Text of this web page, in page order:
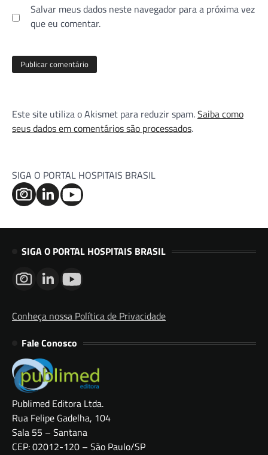
Salvar meus dados neste navegador para a próxima vez
que eu comentar.
Este site utiliza o Akismet para reduzir spam.Saiba como
seus dados em comentários são processados.
SIGA O PORTAL HOSPITAIS BRASIL
SIGA O PORTAL HOSPITAIS BRASIL
Conheça nossa Política de Privacidade
Fale Conosco
Publimed Editora Ltda.
Rua Felipe Gadelha, 104
Sala 55 – Santana
CEP: 02012-120 – São Paulo/SP